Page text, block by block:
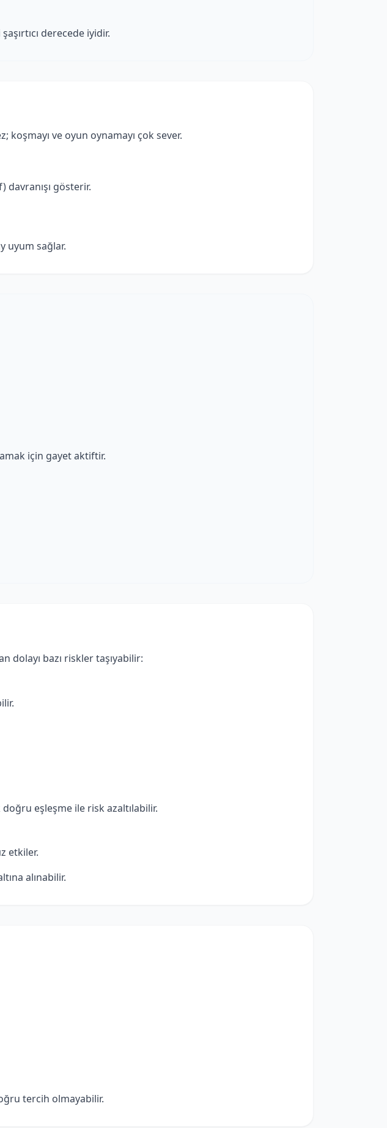
derecede iyidir.
koşmayı ve oyun oynamayı çok sever.
davranışı gösterir.
uyum sağlar.
için gayet aktiftir.
dolayı bazı riskler taşıyabilir:
eşleşme ile risk azaltılabilir.
etkiler.
alınabilir.
tercih olmayabilir.